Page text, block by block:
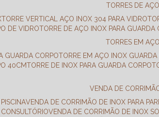
TORRES DE
TORRE VERTICAL AÇO INOX 304 PARA VIDRO
DE VIDRO TORRE DE AÇO INOX PARA GUARDA
TORRES EM
GUARDA CORPO TORRE EM AÇO INOX
40CM TORRE DE INOX PARA GUARDA CORPO
VENDA DE
VENDA DE CORRIMÃO DE INOX PARA
CONSULTÓRIO
VENDA DE CORRIMÃO DE INOX